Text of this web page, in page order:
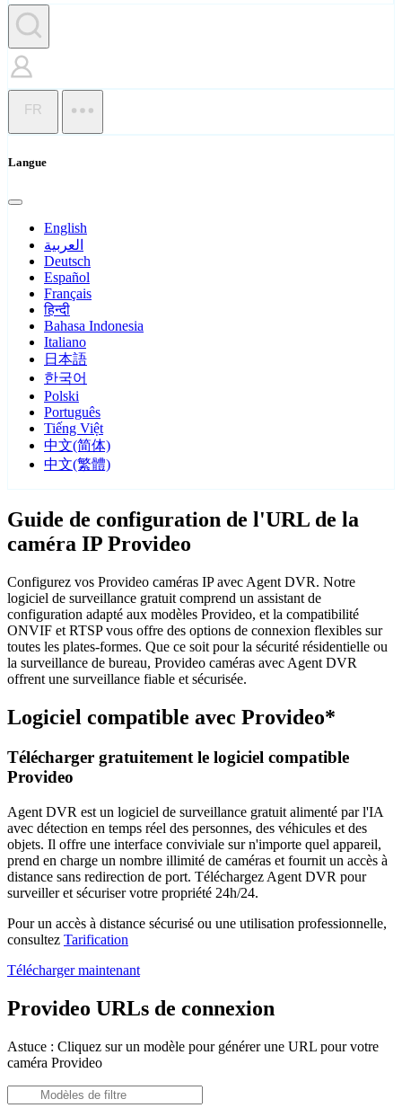
FR
Langue
English
العربية
Deutsch
Español
Français
हिन्दी
Bahasa Indonesia
Italiano
日本語
한국어
Polski
Português
Tiếng Việt
中文(简体)
中文(繁體)
Guide de configuration de l'URL de la
caméra IP Provideo
Configurez vos Provideo caméras IP avec Agent DVR. Notre
logiciel de surveillance gratuit comprend un assistant de
configuration adapté aux modèles Provideo, et la compatibilité
ONVIF et RTSP vous offre des options de connexion flexibles sur
toutes les plates-formes. Que ce soit pour la sécurité résidentielle ou
la surveillance de bureau, Provideo caméras avec Agent DVR
offrent une surveillance fiable et sécurisée.
Logiciel compatible avec Provideo*
Télécharger gratuitement le logiciel compatible
Provideo
Agent DVR est un logiciel de surveillance gratuit alimenté par l'IA
avec détection en temps réel des personnes, des véhicules et des
objets. Il offre une interface conviviale sur n'importe quel appareil,
prend en charge un nombre illimité de caméras et fournit un accès à
distance sans redirection de port. Téléchargez Agent DVR pour
surveiller et sécuriser votre propriété 24h/24.
Pour un accès à distance sécurisé ou une utilisation professionnelle,
consultez Tarification
Télécharger maintenant
Provideo URLs de connexion
Astuce : Cliquez sur un modèle pour générer une URL pour votre
caméra Provideo